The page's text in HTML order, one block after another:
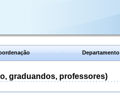
Departamento
graduandos, professores)